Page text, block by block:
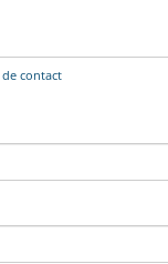
contact